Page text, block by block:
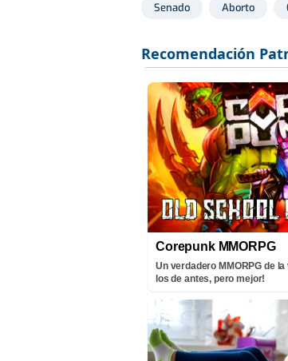
Senado Aborto
Corepunk MMORPG
Un verdadero MMORPG de
los de antes, pero mejor!